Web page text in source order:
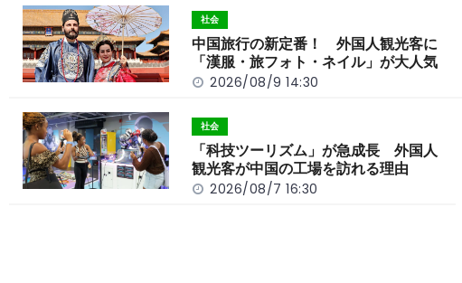
o
o
k
k
社会
中国旅行の新定番！ 外国人観光客に
「漢服・旅フォト・ネイル」が大人気
2026/08/9 14:30
社会
「科技ツーリズム」が急成長 外国人
観光客が中国の工場を訪れる理由
2026/08/7 16:30